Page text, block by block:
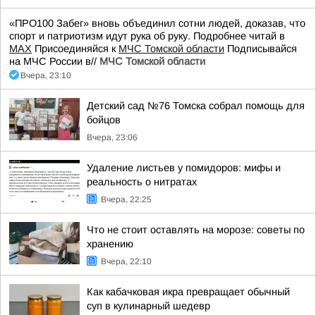
«ПРО100 Забег» вновь объединил сотни людей, доказав, что
спорт и патриотизм идут рука об руку. Подробнее читай в
МАХ Присоединяйся к МЧС Томской области Подписывайся
на МЧС России в// МЧС Томской области
Вчера, 23:10
Детский сад №76 Томска собрал помощь для
бойцов
Вчера, 23:06
Удаление листьев у помидоров: мифы и
реальность о нитратах
Вчера, 22:25
Что не стоит оставлять на морозе: советы по
хранению
Вчера, 22:10
Как кабачковая икра превращает обычный
суп в кулинарный шедевр